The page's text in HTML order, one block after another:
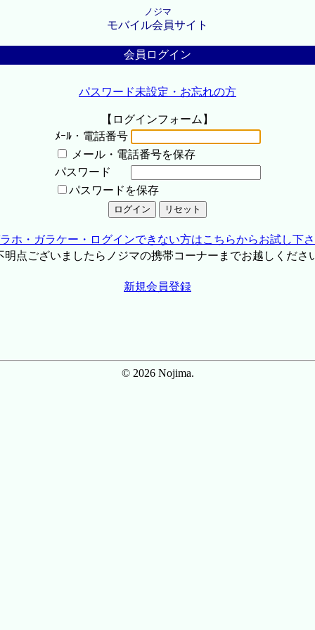
ノジマ
モバイル会員サイト
会員ログイン
パスワード未設定・お忘れの方
【ログインフォーム】
ﾒｰﾙ・電話番号
メール・電話番号を保存
パスワード
パスワードを保存
ホ・ガラケー・ログインできない方はこちらからお試し下
点ございましたらノジマの携帯コーナーまでお越しくださ
新規会員登録
© 2026 Nojima.